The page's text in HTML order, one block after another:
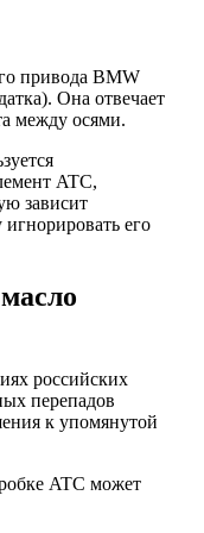
привода BMW
Она отвечает
между осями.
ATC,
зависит
его
российских
перепадов
к упомянутой
ATC может